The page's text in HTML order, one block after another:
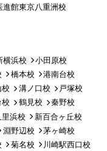
進館東京八重洲校
横浜校
小田原校
橋本校
港南台校
校 溝ノ口校
戸塚校
鶴見校
秦野校
浜校
新百合ヶ丘校
淵野辺校
茅ヶ崎校
菊名校 川崎駅西口校